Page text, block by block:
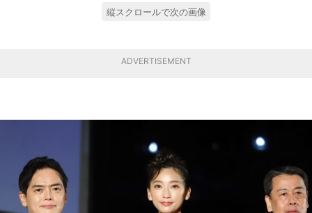
縦スクロールで次の画像
ADVERTISEMENT